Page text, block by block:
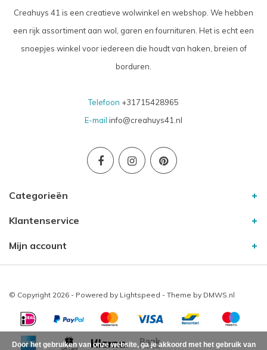
Creahuys 41 is een creatieve wolwinkel en webshop. We hebben
een rijk assortiment aan wol, garen en fournituren. Het is echt een
snoepjes winkel voor iedereen die houdt van haken, breien of
borduren.
Telefoon +31715428965
E-mail info@creahuys41.nl
Categorieën
Klantenservice
Mijn account
© Copyright 2026 - Powered by Lightspeed - Theme by DMWS.nl
Door het gebruiken van onze website, ga je akkoord met het gebruik van